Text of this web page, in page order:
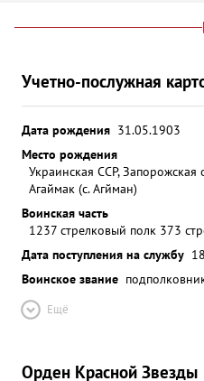
Учетно-послужная
Дата рождения 31.05.1903
Место рождения
Украинская ССР, Запорожская
Агаймак (с. Агйман)
Воинская часть
1237 стрелковый полк 373
Дата поступления на службу
Воинское звание
Ещё
Орден Красной Звезды